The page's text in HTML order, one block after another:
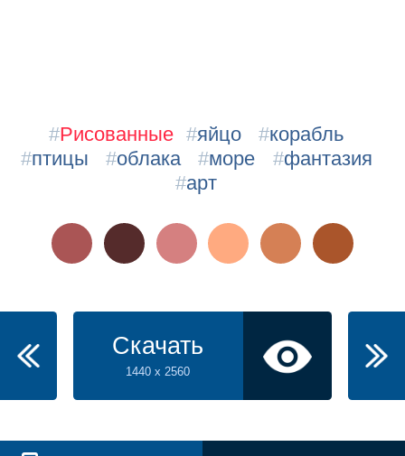
#Рисованные #яйцо #корабль
#птицы #облака #море #фантазия
#арт
Скачать
1440 x 2560